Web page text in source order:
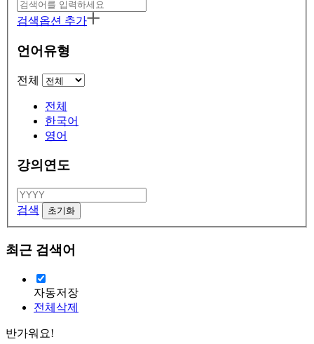
검색옵션 추가
언어유형
전체
전체
한국어
영어
강의연도
검색
최근 검색어
자동저장
전체삭제
반가워요!